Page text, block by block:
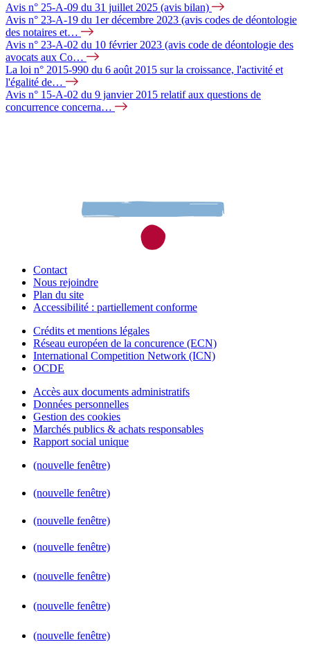
Avis n° 25-A-09 du 31 juillet 2025 (avis bilan)
Avis n° 23-A-19 du 1er décembre 2023 (avis codes de déontologie
des notaires et…
Avis n° 23-A-02 du 10 février 2023 (avis code de déontologie des
avocats aux Co…
La loi n° 2015-990 du 6 août 2015 sur la croissance, l'activité et
l'égalité de…
Avis n° 15-A-02 du 9 janvier 2015 relatif aux questions de
concurrence concerna…
Contact
Nous rejoindre
Plan du site
Accessibilité : partiellement conforme
Crédits et mentions légales
Réseau européen de la concurence (ECN)
International Competition Network (ICN)
OCDE
Accès aux documents administratifs
Données personnelles
Gestion des cookies
Marchés publics & achats responsables
Rapport social unique
(nouvelle fenêtre)
(nouvelle fenêtre)
(nouvelle fenêtre)
(nouvelle fenêtre)
(nouvelle fenêtre)
(nouvelle fenêtre)
(nouvelle fenêtre)